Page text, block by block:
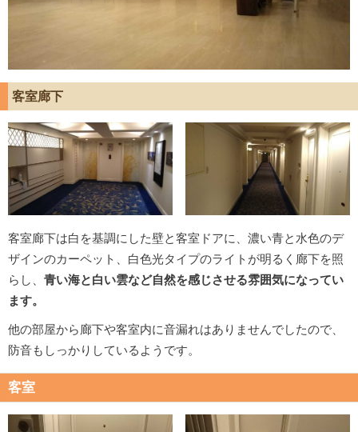
客室廊下
客室廊下は白を基調にした壁と客室ドアに、濃い青と水色のデ
ザインのカーペット、白色光タイプのライトが明るく廊下を照
らし、 青い海と白い雲など自然を感じさせる雰囲気になってい
ます。
他の部屋から廊下や客室内に音漏れはありませんでしたので、
防音もしっかりしているようです。
客室